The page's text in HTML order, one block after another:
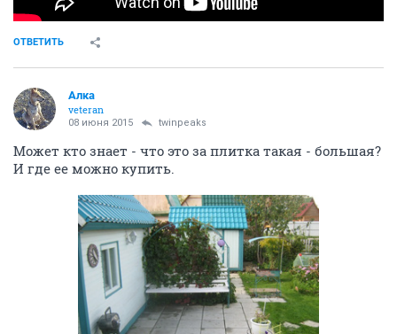
ОТВЕТИТЬ
Алка
veteran
08 июня 2015 twinpeaks
Может кто знает - что это за плитка такая - большая?
И где ее можно купить.